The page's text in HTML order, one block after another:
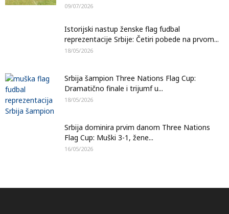
09/07/2026
Istorijski nastup ženske flag fudbal
reprezentacije Srbije: Četiri pobede na prvom...
18/05/2026
Srbija šampion Three Nations Flag Cup:
Dramatično finale i trijumf u...
18/05/2026
Srbija dominira prvim danom Three Nations
Flag Cup: Muški 3-1, žene...
16/05/2026